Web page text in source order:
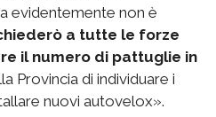
evidentemente non è
a tutte le forze
il numero di pattuglie in
Provincia di individuare i
nuovi autovelox».